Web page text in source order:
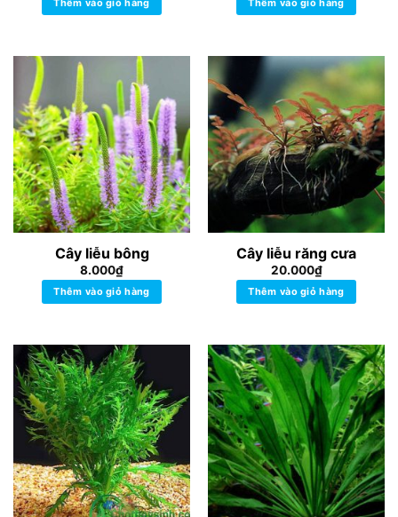
Thêm vào giỏ hàng Thêm vào giỏ hàng
Cây liễu bông
8.000₫
Thêm vào giỏ hàng
Cây liễu răng cưa
20.000₫
Thêm vào giỏ hàng